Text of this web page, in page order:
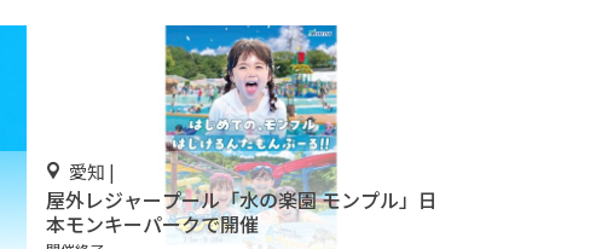
愛知 |
屋外レジャープール「水の楽園 モンプル」日
本モンキーパークで開催